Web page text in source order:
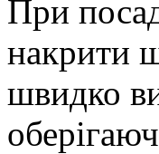
При
накрити
швидко